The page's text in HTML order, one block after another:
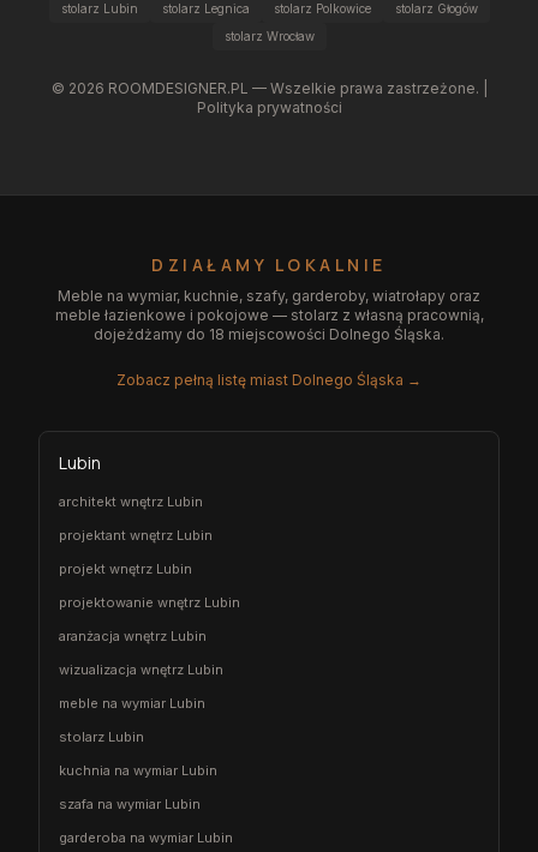
stolarz Lubin
stolarz Legnica stolarz Polkowice
stolarz Głogów
stolarz Wrocław
© 2026 ROOMDESIGNER.PL — Wszelkie prawa zastrzeżone. |
Polityka prywatności
DZIAŁAMY LOKALNIE
Meble na wymiar, kuchnie, szafy, garderoby, wiatrołapy oraz
meble łazienkowe i pokojowe — stolarz z własną pracownią,
dojeżdżamy do 18 miejscowości Dolnego Śląska.
Zobacz pełną listę miast Dolnego Śląska →
Lubin
architekt wnętrz Lubin
projektant wnętrz Lubin
projekt wnętrz Lubin
projektowanie wnętrz Lubin
aranżacja wnętrz Lubin
wizualizacja wnętrz Lubin
meble na wymiar Lubin
stolarz Lubin
kuchnia na wymiar Lubin
szafa na wymiar Lubin
garderoba na wymiar Lubin